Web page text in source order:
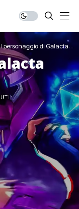
personaggio di Galacta